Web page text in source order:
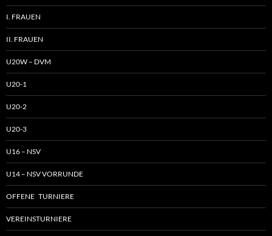
I. FRAUEN
II. FRAUEN
U20W – DVM
U20-1
U20-2
U20-3
U16 – NSV
U14 – NSV VORRUNDE
OFFENE TURNIERE
VEREINSTURNIERE